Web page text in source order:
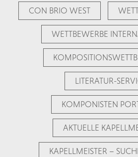
CON BRIO WEST
WETTBEWERBE
LITERATUR-
KOMPONISTEN
AKTUELLE
KAPELLMEISTER –